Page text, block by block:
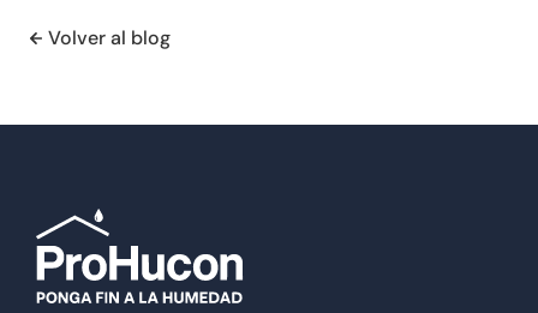
Volver al blog